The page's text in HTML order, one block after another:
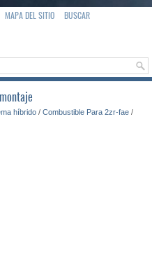
MAPA DEL SITIO BUSCAR
híbrido / Combustible Para 2zr-fae /